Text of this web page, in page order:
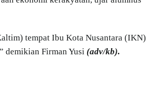
tempat Ibu Kota Nusantara (IKN)
demikian Firman Yusi (adv/kb).